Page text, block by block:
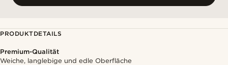
PRODUKTDETAILS
Premium-Qualität
Weiche, langlebige und edle Oberfläche